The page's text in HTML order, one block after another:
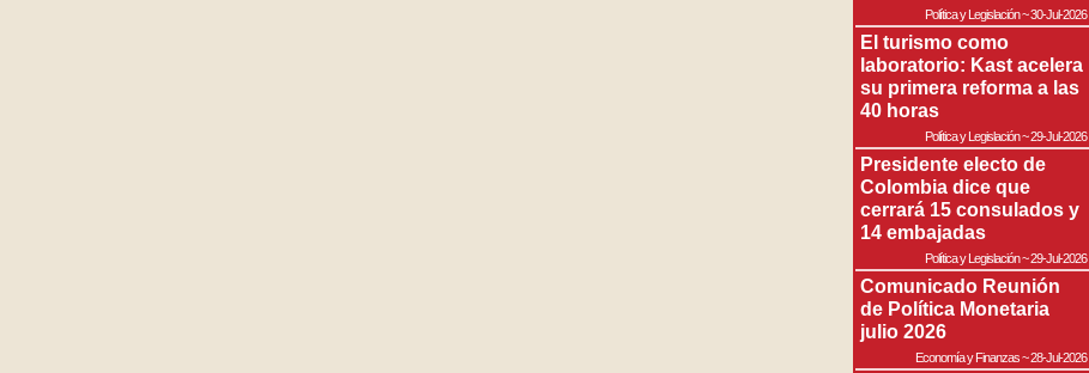
Política y Legislación~30-Jul-2026
El turismo como
laboratorio: Kast acelera
su primera reforma a las
40 horas
Política y Legislación~29-Jul-2026
Presidente electo de
Colombia dice que
cerrará 15 consulados y
14 embajadas
Política y Legislación~29-Jul-2026
Comunicado Reunión
de Política Monetaria
julio 2026
Economía y Finanzas~28-Jul-2026